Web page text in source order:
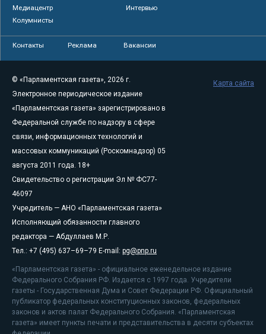
Медиацентр
Интервью
Колумнисты
Контакты Реклама Вакансии
© «Парламентская газета», 2026 г.
Электронное периодическое издание
«Парламентская газета» зарегистрировано в
Федеральной службе по надзору в сфере
связи, информационных технологий и
массовых коммуникаций (Роскомнадзор) 05
августа 2011 года. 18+
Свидетельство о регистрации Эл № ФС77-
46097
Учредитель — АНО «Парламентская газета»
Исполняющий обязанности главного
редактора — Абдуллаев М.Р.
Тел.: +7 (495) 637–69–79 E-mail: pg@pnp.ru
«Парламентская газета» - официальное еженедельное издание
Федерального Собрания РФ. Издается с 1997 года. Учредители
газеты - Государственная Дума и Совет Федерации РФ. Официальный
публикатор федеральных конституционных законов, федеральных
законов и актов палат Федерального Собрания. «Парламентская
газета» имеет пункты печати и представительства в десяти субъектах
Карта сайта